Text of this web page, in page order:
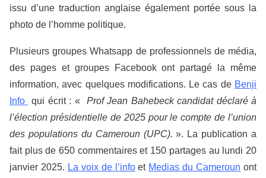
issu d’une traduction anglaise également portée sous la
photo de l’homme politique.
Plusieurs groupes Whatsapp de professionnels de média,
des pages et groupes Facebook ont partagé la même
information, avec quelques modifications. Le cas de Benji
Info
qui écrit : « Prof Jean Bahebeck candidat déclaré à
l’élection présidentielle de 2025 pour le compte de l’union
des populations du Cameroun (UPC).». La publication a
fait plus de 650 commentaires et 150 partages au lundi 20
janvier 2025. La voix de l’infoet Medias du Cameroun ont